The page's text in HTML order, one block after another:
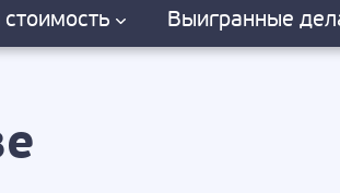
стоимость Выигранные